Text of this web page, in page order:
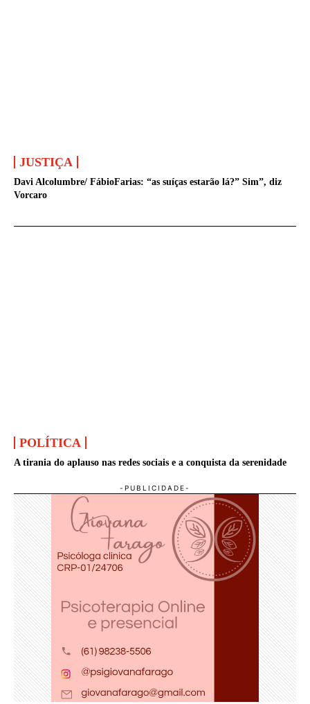
JUSTIÇA
Davi Alcolumbre/ FábioFarias: “as suíças estarão lá?” Sim”, diz
Vorcaro
POLÍTICA
A tirania do aplauso nas redes sociais e a conquista da serenidade